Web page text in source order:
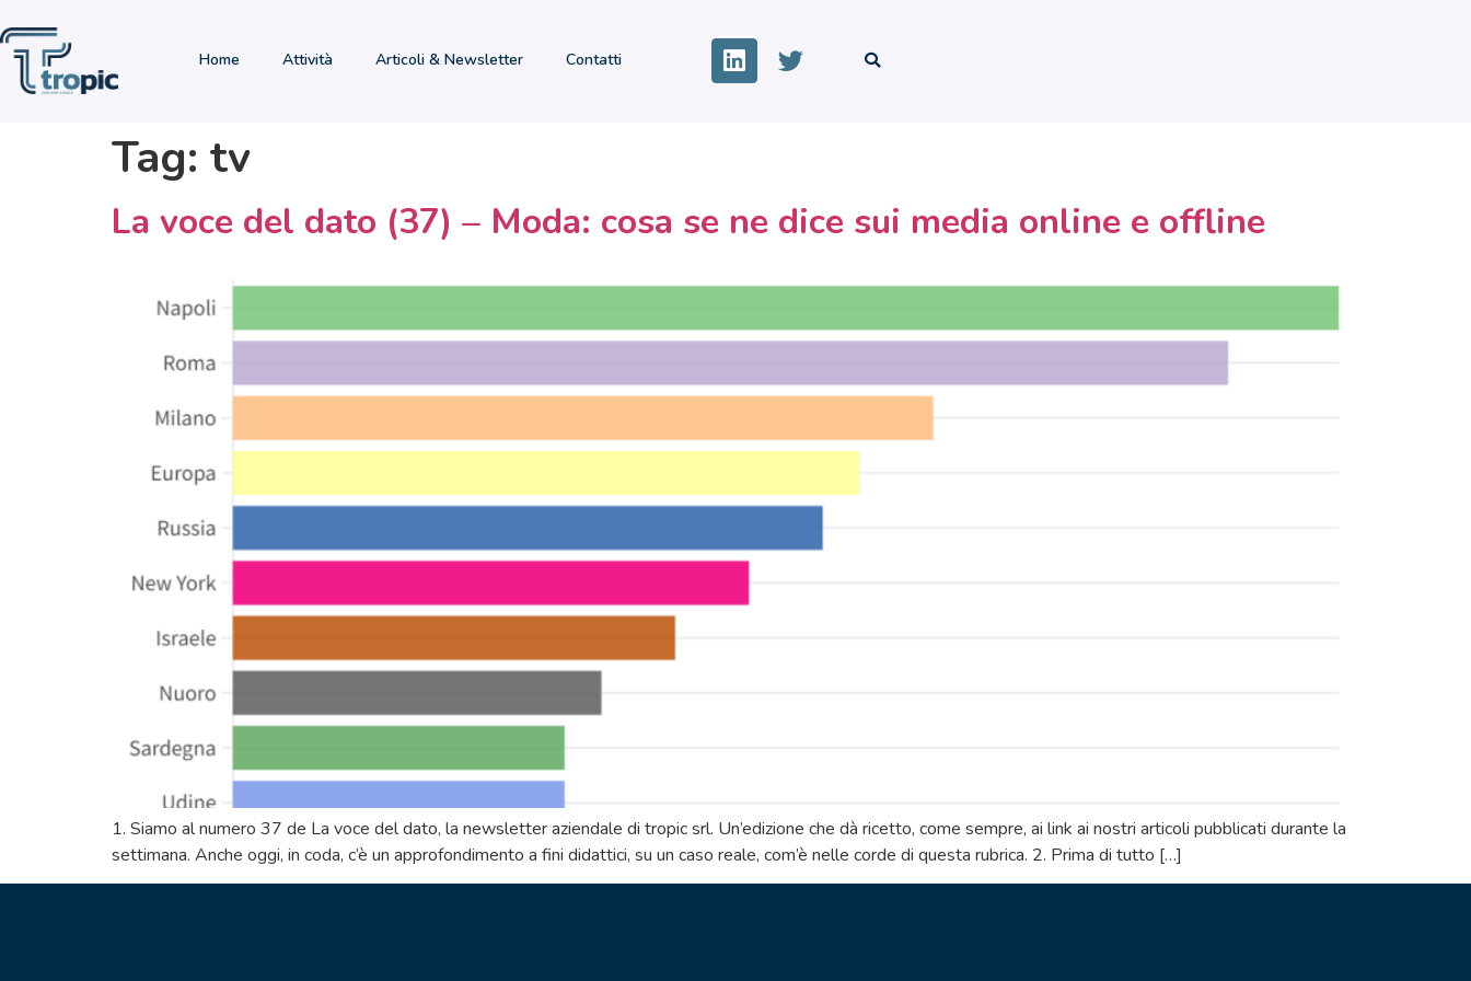
Home Attività Articoli & Newsletter Contatti
Tag: tv
La voce del dato (37) – Moda: cosa se ne dice sui media online e offline
1. Siamo al numero 37 de La voce del dato, la newsletter aziendale di tropic srl. Un’edizione che dà ricetto, come sempre, ai link ai nostri articoli pubblicati durante la
settimana. Anche oggi, in coda, c’è un approfondimento a fini didattici, su un caso reale, com’è nelle corde di questa rubrica. 2. Prima di tutto […]